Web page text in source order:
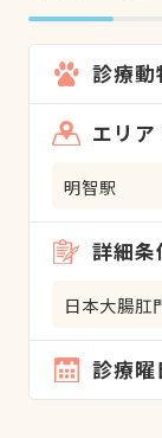
診療動
エリア
明智駅
詳細条
日本大腸肛
診療曜